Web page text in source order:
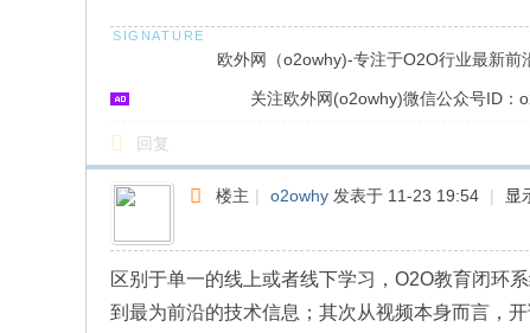
欧外网（o2owhy)-专注于O2O行业最新前
关注欧外网(o2owhy)微信公众号ID：
回复
楼主 | o2owhy 发表于 11-23 19:54 | 显
区别于单一的线上或者线下学习，O2O教育闭环
到最为前沿的技术信息；其次从视频本身而言，